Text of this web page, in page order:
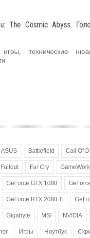
The Cosmic Abyss.
игры, технические
ASUS Battlefield Call Of
Fallout Far Cry
GeForce GTX 1080
GeForce RTX 2080 Ti
Gigabyte MSI NVIDIA
Игры Ноутбук